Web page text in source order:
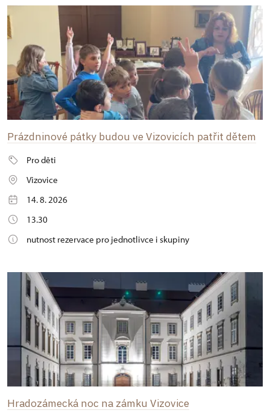
Prázdninové pátky budou ve Vizovicích patřit dětem
Pro děti
Vizovice
14. 8. 2026
13.30
nutnost rezervace pro jednotlivce i skupiny
Hradozámecká noc na zámku Vizovice